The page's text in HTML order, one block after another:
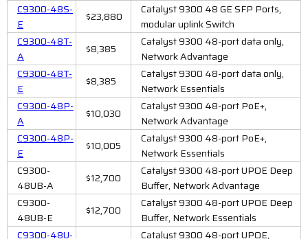
C9300-48S-
E
$23,880
Catalyst 9300 48 GE SFP Ports,
modular uplink Switch
C9300-48T-
A
$8,385
Catalyst 9300 48-port data only,
Network Advantage
C9300-48T-
E
$8,385
Catalyst 9300 48-port data only,
Network Essentials
C9300-48P-
A
$10,030
Catalyst 9300 48-port PoE+,
Network Advantage
C9300-48P-
E
$10,005
Catalyst 9300 48-port PoE+,
Network Essentials
C9300-
48UB-A
$12,700
Catalyst 9300 48-port UPOE Deep
Buffer, Network Advantage
C9300-
48UB-E
$12,700
Catalyst 9300 48-port UPOE Deep
Buffer, Network Essentials
C9300-48U-
Catalyst 9300 48-port UPOE,